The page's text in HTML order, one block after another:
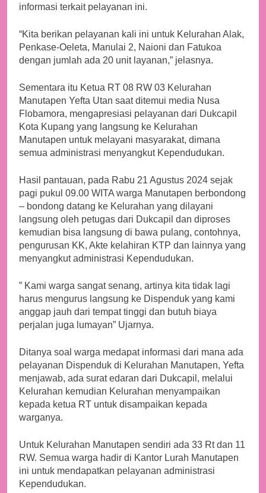
informasi terkait pelayanan ini.
“Kita berikan pelayanan kali ini untuk Kelurahan Alak,
Penkase-Oeleta, Manulai 2, Naioni dan Fatukoa
dengan jumlah ada 20 unit layanan,” jelasnya.
Sementara itu Ketua RT 08 RW 03 Kelurahan
Manutapen Yefta Utan saat ditemui media Nusa
Flobamora, mengapresiasi pelayanan dari Dukcapil
Kota Kupang yang langsung ke Kelurahan
Manutapen untuk melayani masyarakat, dimana
semua administrasi menyangkut Kependudukan.
Hasil pantauan, pada Rabu 21 Agustus 2024 sejak
pagi pukul 09.00 WITA warga Manutapen berbondong
– bondong datang ke Kelurahan yang dilayani
langsung oleh petugas dari Dukcapil dan diproses
kemudian bisa langsung di bawa pulang, contohnya,
pengurusan KK, Akte kelahiran KTP dan lainnya yang
menyangkut administrasi Kependudukan.
” Kami warga sangat senang, artinya kita tidak lagi
harus mengurus langsung ke Dispenduk yang kami
anggap jauh dari tempat tinggi dan butuh biaya
perjalan juga lumayan” Ujarnya.
Ditanya soal warga medapat informasi dari mana ada
pelayanan Dispenduk di Kelurahan Manutapen, Yefta
menjawab, ada surat edaran dari Dukcapil, melalui
Kelurahan kemudian Kelurahan menyampaikan
kepada ketua RT untuk disampaikan kepada
warganya.
Untuk Kelurahan Manutapen sendiri ada 33 Rt dan 11
RW. Semua warga hadir di Kantor Lurah Manutapen
ini untuk mendapatkan pelayanan administrasi
Kependudukan.